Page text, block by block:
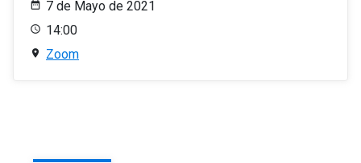
7 de Mayo de 2021
14:00
Zoom